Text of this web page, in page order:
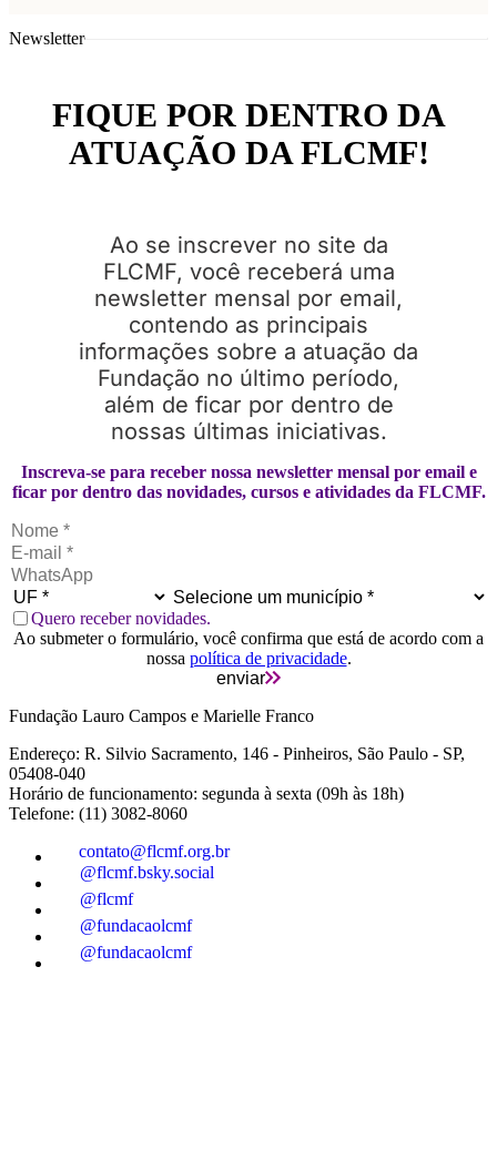
Newsletter
Inscreva-se para receber nossa newsletter mensal por email e
ficar por dentro das novidades, cursos e atividades da FLCMF.
Quero receber novidades.
Ao submeter o formulário, você confirma que está de acordo com a
nossa política de privacidade.
enviar
FIQUE POR DENTRO DA
ATUAÇÃO DA FLCMF!
Ao se inscrever no site da
FLCMF, você receberá uma
newsletter mensal por email,
contendo as principais
informações sobre a atuação da
Fundação no último período,
além de ficar por dentro de
nossas últimas iniciativas.
Fundação Lauro Campos e Marielle Franco
Endereço: R. Silvio Sacramento, 146 - Pinheiros, São Paulo - SP,
05408-040
Horário de funcionamento: segunda à sexta (09h às 18h)
Telefone: (11) 3082-8060
contato@flcmf.org.br
@flcmf.bsky.social
@flcmf
@fundacaolcmf
@fundacaolcmf